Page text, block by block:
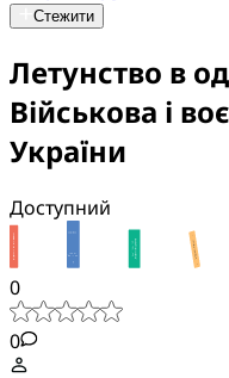
Стежити
Летунство в
Військова і
України
Доступний
0
0